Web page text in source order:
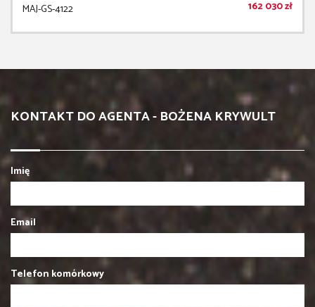
MAJ-GS-4122 162 030 zł
KONTAKT DO AGENTA - BOŻENA KRYWULT
Imię
Email
Telefon komórkowy